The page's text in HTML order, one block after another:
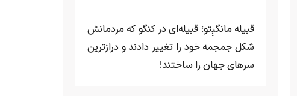
قبیله مانگبِتو؛ قبیله‌ای در کنگو که مردمانش
شکل جمجمه خود را تغییر دادند و درازترین
سرهای جهان را ساختند!